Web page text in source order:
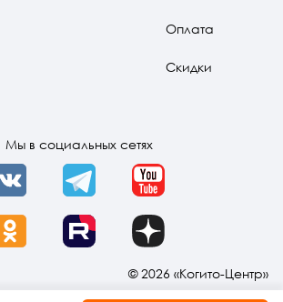
Оплата
Скидки
Мы в социальных сетях
VK Telegram YouTube
OK Rutube Dzen
© 2026 «Когито-Центр»